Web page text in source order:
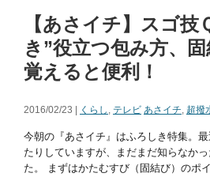
【あさイチ】スゴ技
き”役立つ包み方、
覚えると便利！
2016/02/23 | くらし , テレビ あさイチ, 超撥
今朝の『あさイチ』はふろしき特集。
たりしていますが、まだまだ知らなか
た。 まずはかたむすび（固結び）のポ